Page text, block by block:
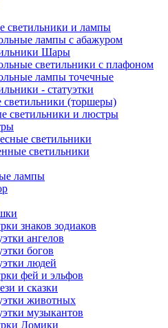
светильники и лампы
лампы с абажуром
Шары
светильники с плафоном
лампы точечные
- статуэтки
(торшеры)
светильники и люстры
светильники
светильники
лампы
знаков зодиаков
ангелов
богов
людей
фей и эльфов
и сказки
животных
музыкантов
Домики